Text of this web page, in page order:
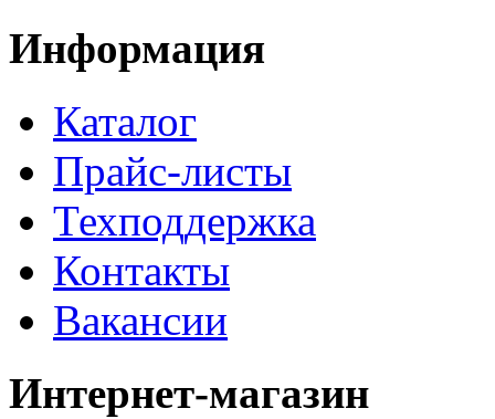
Информация
Каталог
Прайс-листы
Техподдержка
Контакты
Вакансии
Интернет-магазин